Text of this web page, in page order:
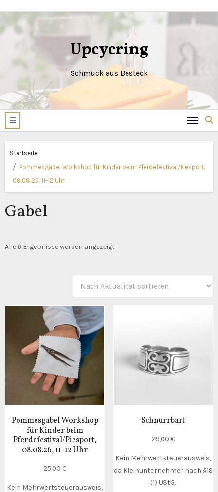
Inhalt
springen
Upcycring
Schmuck aus Besteck
Startseite
Pommesgabel Workshop für Kinder beim Pferdefestival/Piesport,
08.08.26, 11-12 Uhr
Gabel
Alle 6 Ergebnisse werden angezeigtNach
sortiert
Pommesgabel Workshop
für Kinder beim
Pferdefestival/Piesport,
08.08.26, 11-12 Uhr
25,00€
Kein Mehrwertsteuerausweis,
Schnurrbart
29,00 €
Kein Mehrwertsteuerausweis,
da Kleinunternehmer nach §19
(1) UStG.